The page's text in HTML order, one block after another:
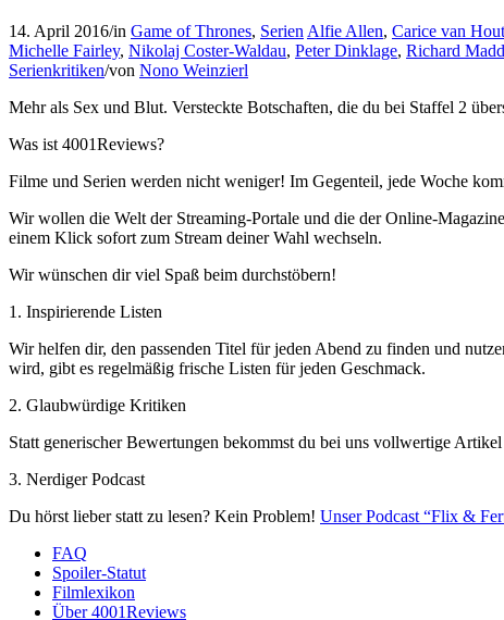
14. April 2016/in Game of Thrones, Serien Alfie Allen, Carice van
Michelle Fairley, Nikolaj Coster-Waldau, Peter Dinklage, Richard
Serienkritiken/von Nono Weinzierl
Mehr als Sex und Blut. Versteckte Botschaften, die du bei Staffel 2
Was ist 4001Reviews?
Filme und Serien werden nicht weniger! Im Gegenteil, jede Woche
Wir wollen die Welt der Streaming-Portale und die der Online-
einem Klick sofort zum Stream deiner Wahl wechseln.
Wir wünschen dir viel Spaß beim durchstöbern!
1. Inspirierende Listen
Wir helfen dir, den passenden Titel für jeden Abend zu finden und
wird, gibt es regelmäßig frische Listen für jeden Geschmack.
2. Glaubwürdige Kritiken
Statt generischer Bewertungen bekommst du bei uns vollwertige
3. Nerdiger Podcast
Du hörst lieber statt zu lesen? Kein Problem! Unser Podcast “Flix &
FAQ
Spoiler-Statut
Filmlexikon
Über 4001Reviews